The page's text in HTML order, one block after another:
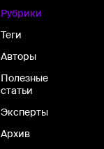
Рубрики
Теги
Авторы
Полезные
статьи
Эксперты
Архив